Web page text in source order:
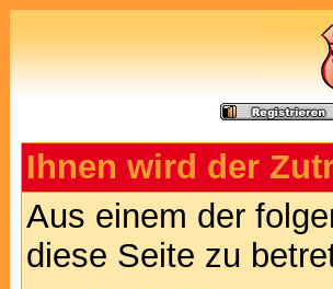
Ihnen wird der
Aus einem der
diese Seite zu